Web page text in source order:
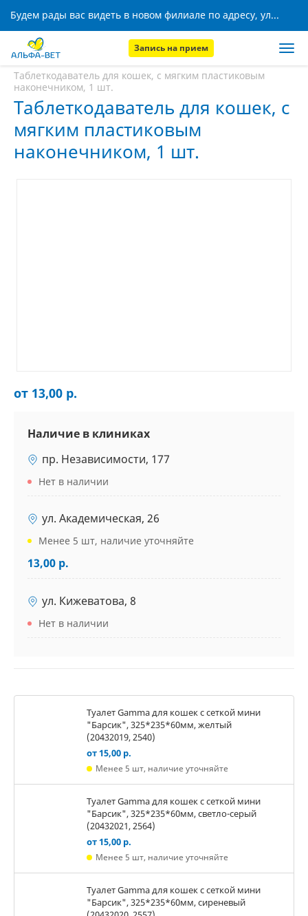
Будем рады вас видеть в новом филиале по адресу, ул. Кижеватова, 8!
Запись на прием
Главная
Таблеткодаватель для кошек, с мягким пластиковым
наконечником, 1 шт.
Таблеткодаватель для кошек, с
мягким пластиковым
наконечником, 1 шт.
от 13,00 р.
Наличие в клиниках
пр. Независимости, 177
Нет в наличии
ул. Академическая, 26
Менее 5 шт, наличие уточняйте
13,00 р.
ул. Кижеватова, 8
Нет в наличии
Туалет Gamma для кошек c сеткой мини
"Барсик", 325*235*60мм, желтый
(20432019, 2540)
от 15,00 р.
Менее 5 шт, наличие уточняйте
Туалет Gamma для кошек c сеткой мини
"Барсик", 325*235*60мм, светло-серый
(20432021, 2564)
от 15,00 р.
Менее 5 шт, наличие уточняйте
Туалет Gamma для кошек c сеткой мини
"Барсик", 325*235*60мм, сиреневый